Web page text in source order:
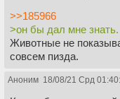
>>185966
>он бы дал мне знать.
Животные не
совсем пизда.
Аноним 18/08/21 Срд